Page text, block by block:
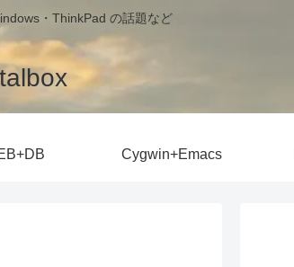
・ThinkPad の話題など
Cygwin+Emacs